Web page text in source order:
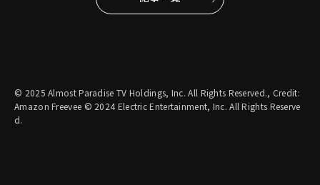
© 2025 Almost Paradise TV Holdings, Inc. All Rights Reserved., Credit:
Amazon Freevee © 2024 Electric Entertainment, Inc. All Rights Reserve
d.